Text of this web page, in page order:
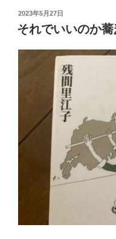
投
稿
日:
2023年5月27日
それでいいのか